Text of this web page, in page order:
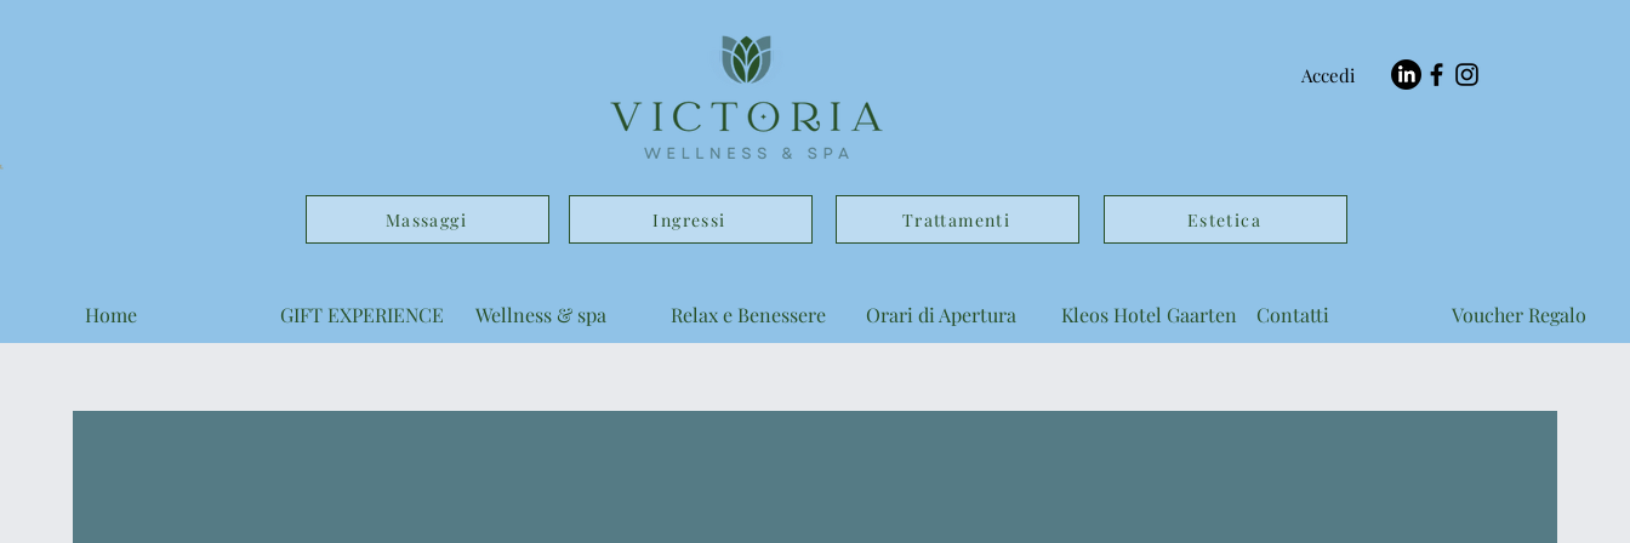
Accedi
Massaggi Ingressi Trattamenti Estetica
Home GIFT EXPERIENCE Wellness & spa Relax e Benessere Orari di Apertura Kleos Hotel Gaarten Contatti Voucher Regalo